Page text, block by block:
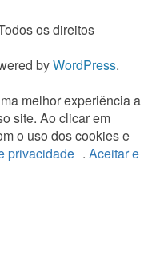
os direitos
byWordPress.
melhor experiência a
site. Ao clicar em
o uso dos cookies e
privacidade . Aceitar e